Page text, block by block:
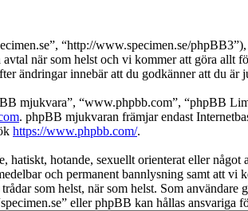
“http://www.specimen.se/
när som helst och vi kommer att göra
ändringar innebär att du godkänner att du
mjukvara”, “www.phpbb.com”, “phpBB
. phpBB mjukvaran främjar endast
https://www.phpbb.com/.
hotande, sexuellt orienterat eller
och permanent bannlysning samt att
som helst, när som helst. Som
eller phpBB kan hållas